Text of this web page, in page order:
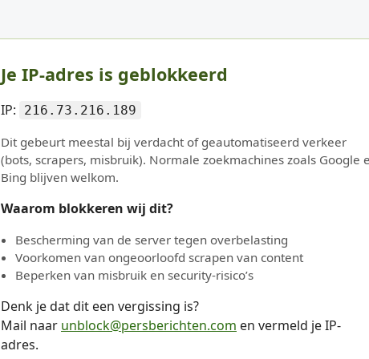
Je IP-adres is geblokkeerd
IP: 216.73.216.189
Dit gebeurt meestal bij verdacht of geautomatiseerd verkeer
(bots, scrapers, misbruik). Normale zoekmachines zoals Google
Bing blijven welkom.
Waarom blokkeren wij dit?
Bescherming van de server tegen overbelasting
Voorkomen van ongeoorloofd scrapen van content
Beperken van misbruik en security-risico’s
Denk je dat dit een vergissing is?
Mail naar unblock@persberichten.com en vermeld je IP-
adres.